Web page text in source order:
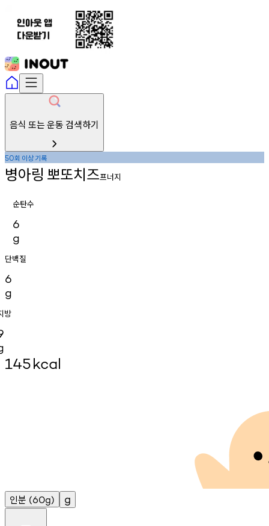
음식 또는 운동 검색하기
50회 이상기록
병아링 뽀또치즈프너지
순탄수
6
g
단백질
6
g
방
145kcal
인분 (60g) g